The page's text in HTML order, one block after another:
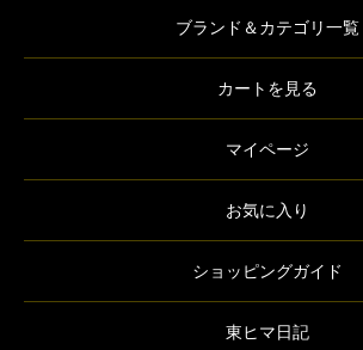
ブランド＆カテゴリ一覧
カートを見る
マイページ
お気に入り
ショッピングガイド
東ヒマ日記